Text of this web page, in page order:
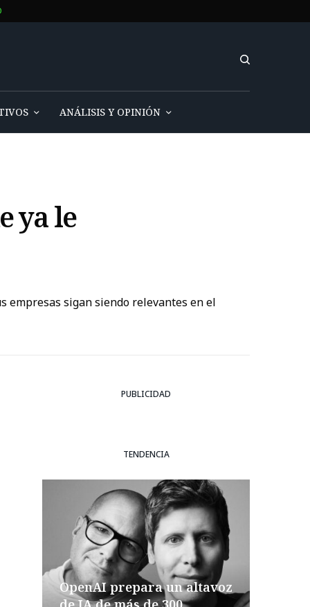
ANÁLISIS Y OPINIÓN
ya le
sigan siendo relevantes en el
PUBLICIDAD
TENDENCIA
OpenAI prepara un altavoz